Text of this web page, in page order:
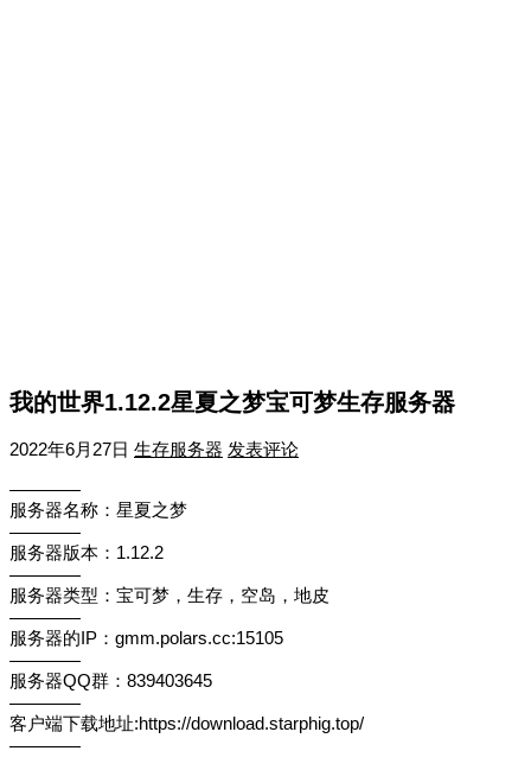
我的世界1.12.2星夏之梦宝可梦生存服务器
2022年6月27日 生存服务器 发表评论
————
服务器名称：星夏之梦
————
服务器版本：1.12.2
————
服务器类型：宝可梦，生存，空岛，地皮
————
服务器的IP：gmm.polars.cc:15105
————
服务器QQ群：839403645
————
客户端下载地址:https://download.starphig.top/
————